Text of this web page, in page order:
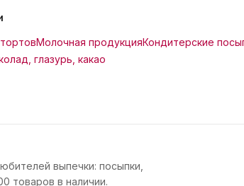
Молочная продукцияКондитерские
глазурь, какао
выпечки: посыпки,
товаров в наличии.